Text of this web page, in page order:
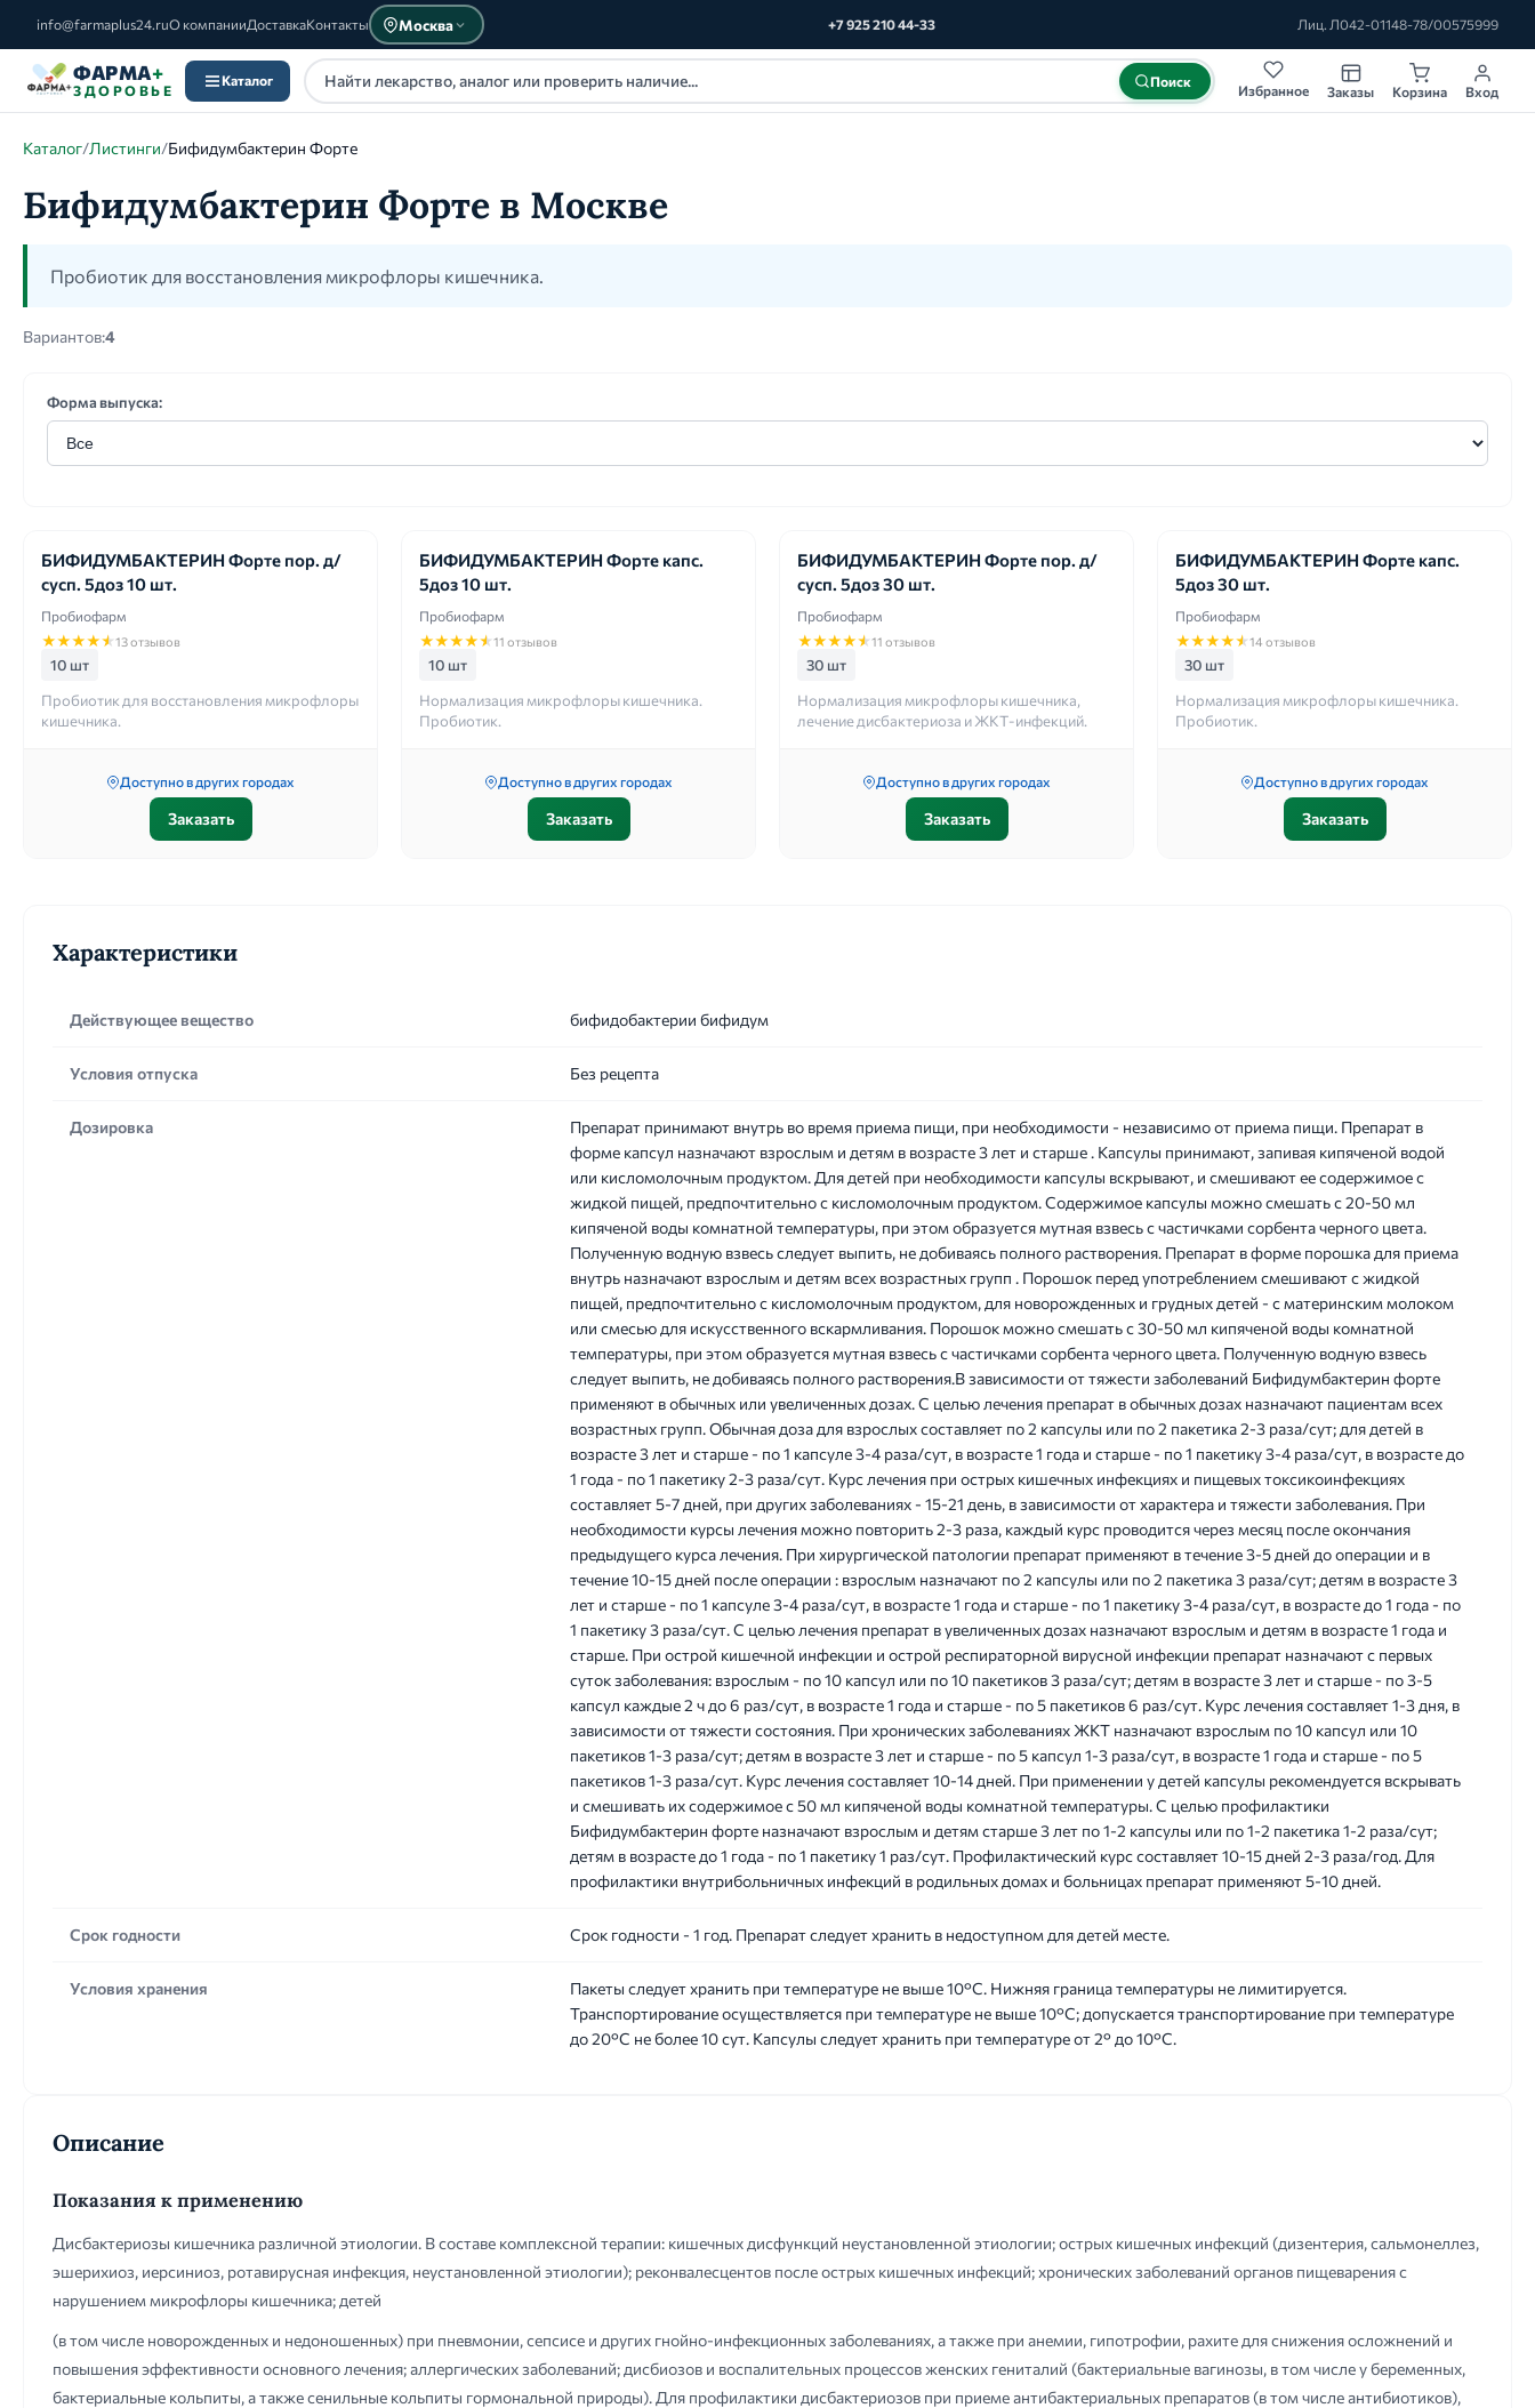
info@farmaplus24.ruО компанииДоставкаКонтакты Москва +7 925 210 44-33 Лиц. Л042-01148-78/00575999
ФАРМА+
ЗДОРОВЬЕ
Каталог Поиск
Избранное Заказы Корзина Вход
Каталог/Листинги/Бифидумбактерин Форте
Бифидумбактерин Форте в Москве
Пробиотик для восстановления микрофлоры кишечника.
Вариантов:4
Форма выпуска:
БИФИДУМБАКТЕРИН Форте пор. д/
сусп. 5доз 10 шт.
Пробиофарм
★★★★★13 отзывов
10 шт
Пробиотик для восстановления микрофлоры
кишечника.
Доступно в других городах
Заказать
БИФИДУМБАКТЕРИН Форте капс.
5доз 10 шт.
Пробиофарм
★★★★★11 отзывов
10 шт
Нормализация микрофлоры кишечника.
Пробиотик.
Доступно в других городах
Заказать
БИФИДУМБАКТЕРИН Форте пор. д/
сусп. 5доз 30 шт.
Пробиофарм
★★★★★11 отзывов
30 шт
Нормализация микрофлоры кишечника,
лечение дисбактериоза и ЖКТ-инфекций.
Доступно в других городах
Заказать
БИФИДУМБАКТЕРИН Форте капс.
5доз 30 шт.
Пробиофарм
★★★★★14 отзывов
30 шт
Нормализация микрофлоры кишечника.
Пробиотик.
Доступно в других городах
Заказать
Характеристики
Действующее вещество бифидобактерии бифидум
Условия отпуска Без рецепта
Дозировка
Препарат принимают внутрь во время приема пищи, при необходимости - независимо от приема пищи. Препарат в
форме капсул назначают взрослым и детям в возрасте 3 лет и старше . Капсулы принимают, запивая кипяченой водой
или кисломолочным продуктом. Для детей при необходимости капсулы вскрывают, и смешивают ее содержимое с
жидкой пищей, предпочтительно с кисломолочным продуктом. Содержимое капсулы можно смешать с 20-50 мл
кипяченой воды комнатной температуры, при этом образуется мутная взвесь с частичками сорбента черного цвета.
Полученную водную взвесь следует выпить, не добиваясь полного растворения. Препарат в форме порошка для приема
внутрь назначают взрослым и детям всех возрастных групп . Порошок перед употреблением смешивают с жидкой
пищей, предпочтительно с кисломолочным продуктом, для новорожденных и грудных детей - с материнским молоком
или смесью для искусственного вскармливания. Порошок можно смешать с 30-50 мл кипяченой воды комнатной
температуры, при этом образуется мутная взвесь с частичками сорбента черного цвета. Полученную водную взвесь
следует выпить, не добиваясь полного растворения.В зависимости от тяжести заболеваний Бифидумбактерин форте
применяют в обычных или увеличенных дозах. С целью лечения препарат в обычных дозах назначают пациентам всех
возрастных групп. Обычная доза для взрослых составляет по 2 капсулы или по 2 пакетика 2-3 раза/сут; для детей в
возрасте 3 лет и старше - по 1 капсуле 3-4 раза/сут, в возрасте 1 года и старше - по 1 пакетику 3-4 раза/сут, в возрасте до
1 года - по 1 пакетику 2-3 раза/сут. Курс лечения при острых кишечных инфекциях и пищевых токсикоинфекциях
составляет 5-7 дней, при других заболеваниях - 15-21 день, в зависимости от характера и тяжести заболевания. При
необходимости курсы лечения можно повторить 2-3 раза, каждый курс проводится через месяц после окончания
предыдущего курса лечения. При хирургической патологии препарат применяют в течение 3-5 дней до операции и в
течение 10-15 дней после операции : взрослым назначают по 2 капсулы или по 2 пакетика 3 раза/сут; детям в возрасте 3
лет и старше - по 1 капсуле 3-4 раза/сут, в возрасте 1 года и старше - по 1 пакетику 3-4 раза/сут, в возрасте до 1 года - по
1 пакетику 3 раза/сут. С целью лечения препарат в увеличенных дозах назначают взрослым и детям в возрасте 1 года и
старше. При острой кишечной инфекции и острой респираторной вирусной инфекции препарат назначают с первых
суток заболевания: взрослым - по 10 капсул или по 10 пакетиков 3 раза/сут; детям в возрасте 3 лет и старше - по 3-5
капсул каждые 2 ч до 6 раз/сут, в возрасте 1 года и старше - по 5 пакетиков 6 раз/сут. Курс лечения составляет 1-3 дня, в
зависимости от тяжести состояния. При хронических заболеваниях ЖКТ назначают взрослым по 10 капсул или 10
пакетиков 1-3 раза/сут; детям в возрасте 3 лет и старше - по 5 капсул 1-3 раза/сут, в возрасте 1 года и старше - по 5
пакетиков 1-3 раза/сут. Курс лечения составляет 10-14 дней. При применении у детей капсулы рекомендуется вскрывать
и смешивать их содержимое с 50 мл кипяченой воды комнатной температуры. С целью профилактики
Бифидумбактерин форте назначают взрослым и детям старше 3 лет по 1-2 капсулы или по 1-2 пакетика 1-2 раза/сут;
детям в возрасте до 1 года - по 1 пакетику 1 раз/сут. Профилактический курс составляет 10-15 дней 2-3 раза/год. Для
профилактики внутрибольничных инфекций в родильных домах и больницах препарат применяют 5-10 дней.
Срок годности Срок годности - 1 год. Препарат следует хранить в недоступном для детей месте.
Условия хранения
Пакеты следует хранить при температуре не выше 10°С. Нижняя граница температуры не лимитируется.
Транспортирование осуществляется при температуре не выше 10°С; допускается транспортирование при температуре
до 20°С не более 10 сут. Капсулы следует хранить при температуре от 2° до 10°С.
Описание
Показания к применению
Дисбактериозы кишечника различной этиологии. В составе комплексной терапии: кишечных дисфункций неустановленной этиологии; острых кишечных инфекций (дизентерия, сальмонеллез,
эшерихиоз, иерсиниоз, ротавирусная инфекция, неустановленной этиологии); реконвалесцентов после острых кишечных инфекций; хронических заболеваний органов пищеварения с
нарушением микрофлоры кишечника; детей
(в том числе новорожденных и недоношенных) при пневмонии, сепсисе и других гнойно-инфекционных заболеваниях, а также при анемии, гипотрофии, рахите для снижения осложнений и
повышения эффективности основного лечения; аллергических заболеваний; дисбиозов и воспалительных процессов женских гениталий (бактериальные вагинозы, в том числе у беременных,
бактериальные кольпиты, а также сенильные кольпиты гормональной природы). Для профилактики дисбактериозов при приеме антибактериальных препаратов (в том числе антибиотиков),